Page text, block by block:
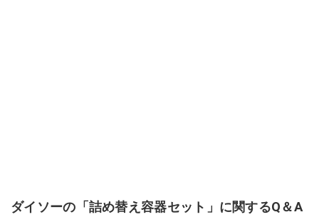
ダイソーの「詰め替え容器セット」に関するQ＆A